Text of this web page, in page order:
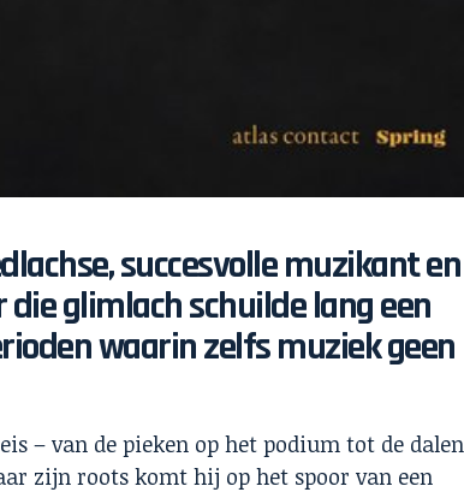
succesvolle muzikant en
glimlach schuilde lang een
waarin zelfs muziek geen
– van de pieken op het podium tot de dalen
zijn roots komt hij op het spoor van een